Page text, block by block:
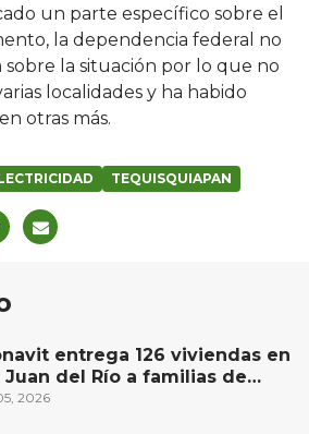
un parte específico sobre el
la dependencia federal no
sobre la situación por lo que no
localidades y ha habido
otras más.
TEQUISQUIAPAN
entrega 126 viviendas en
Juan del Río a familias de
ingresos
2026